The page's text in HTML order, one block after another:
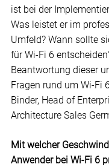
ist bei der
Was leistet er im
Umfeld? Wann sollte
für Wi-Fi 6
Beantwortung dieser
Fragen rund um Wi-Fi
Binder, Head of
Architecture Sales
Mit welcher
Anwender bei Wi-Fi 6